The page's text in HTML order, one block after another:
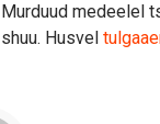
Murduud medeelel
shuu. Husvel